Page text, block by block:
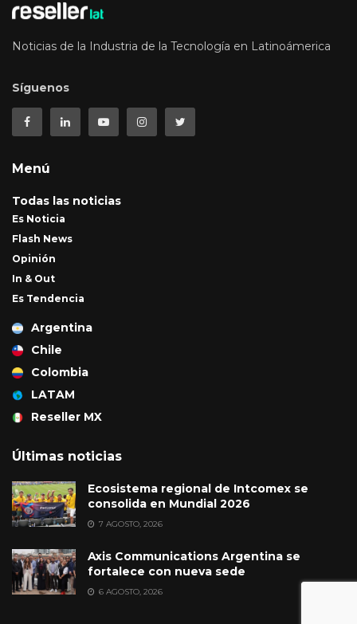
Noticias de la Industria de la Tecnología en Latinoámerica
Síguenos
Menú
Todas las noticias
Es Noticia
Flash News
Opinión
In & Out
Es Tendencia
Argentina
Chile
Colombia
LATAM
Reseller MX
Últimas noticias
Ecosistema regional de Intcomex se
consolida en Mundial 2026
7 AGOSTO, 2026
Axis Communications Argentina se
fortalece con nueva sede
6 AGOSTO, 2026